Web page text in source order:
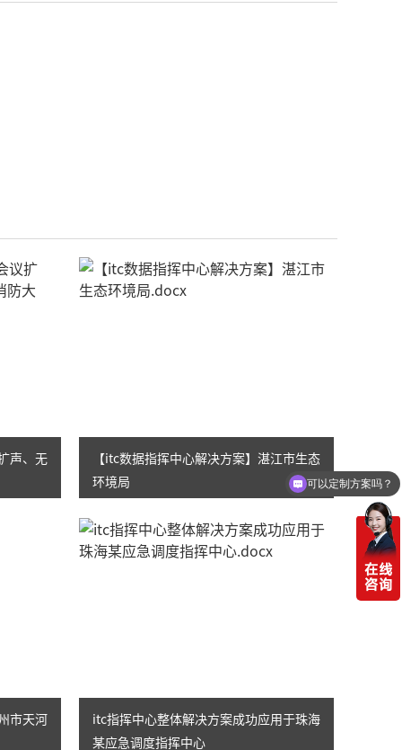
声、无
【itc数据指挥中心解决方案】湛江市生态
环境局
市天河
itc指挥中心整体解决方案成功应用于珠海
某应急调度指挥中心
可以定制方案吗？